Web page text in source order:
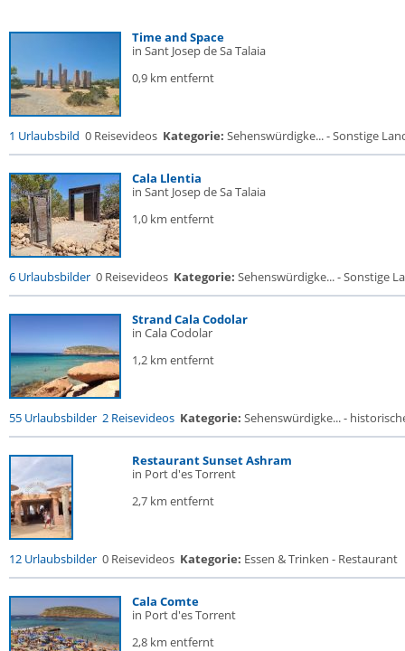
Time and Space
in Sant Josep de Sa Talaia
0,9 km entfernt
1 Urlaubsbild 0 Reisevideos Kategorie: Sehenswürdigke... - Sonstige
Cala Llentia
in Sant Josep de Sa Talaia
1,0 km entfernt
6 Urlaubsbilder 0 Reisevideos Kategorie: Sehenswürdigke... - Sonstige
Strand Cala Codolar
in Cala Codolar
1,2 km entfernt
55 Urlaubsbilder 2 Reisevideos Kategorie: Sehenswürdigke... -
Restaurant Sunset Ashram
in Port d'es Torrent
2,7 km entfernt
12 Urlaubsbilder 0 Reisevideos Kategorie: Essen & Trinken - Restaurant
Cala Comte
in Port d'es Torrent
2,8 km entfernt